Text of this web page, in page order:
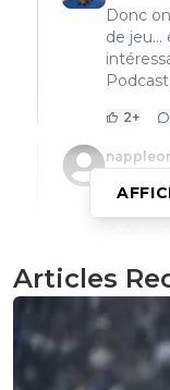
Donc
de jeu…
Podcast.
2+
On
babou
Mais
c'est
Articles